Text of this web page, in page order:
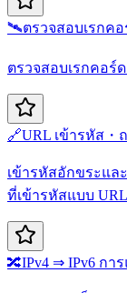
🛰️ตรวจสอบเรกคอ
ตรวจสอบเรกคอร์
🔗URL เข้ารหัส・
เข้ารหัสอักขระแ
ที่เข้ารหัสแบบ URL
🔀IPv4 ⇒ IPv6 กา